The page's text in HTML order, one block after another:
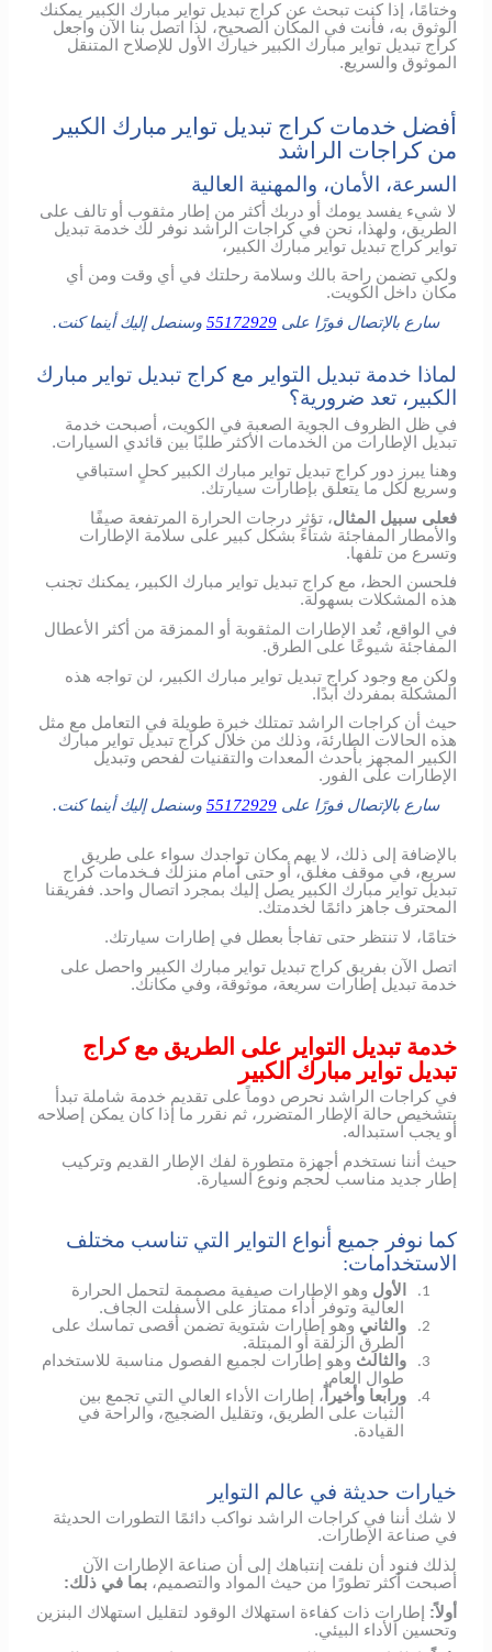
وختامًا، إذا كنت تبحث عن كراج تبديل تواير مبارك الكبير يمكنك
الوثوق به، فأنت في المكان الصحيح، لذا اتصل بنا الآن واجعل
كراج تبديل تواير مبارك الكبير خيارك الأول للإصلاح المتنقل
الموثوق والسريع.
أفضل خدمات كراج تبديل تواير مبارك الكبير
من كراجات الراشد
السرعة، الأمان، والمهنية العالية
لا شيء يفسد يومك أو دربك أكثر من إطار مثقوب أو تالف على
الطريق، ولهذا، نحن في كراجات الراشد نوفر لك خدمة تبديل
تواير كراج تبديل تواير مبارك الكبير،
ولكي تضمن راحة بالك وسلامة رحلتك في أي وقت ومن أي
مكان داخل الكويت.
سارع بالإتصال فورًا على 55172929 وسنصل إليك أينما كنت.
لماذا خدمة تبديل التواير مع كراج تبديل تواير مبارك
الكبير، تعد ضرورية؟
في ظل الظروف الجوية الصعبة في الكويت، أصبحت خدمة
تبديل الإطارات من الخدمات الأكثر طلبًا بين قائدي السيارات.
وهنا يبرز دور كراج تبديل تواير مبارك الكبير كحلٍ استباقي
وسريع لكل ما يتعلق بإطارات سيارتك.
فعلى سبيل المثال، تؤثر درجات الحرارة المرتفعة صيفًا
والأمطار المفاجئة شتاءً بشكل كبير على سلامة الإطارات
وتسرع من تلفها.
فلحسن الحظ، مع كراج تبديل تواير مبارك الكبير، يمكنك تجنب
هذه المشكلات بسهولة.
في الواقع، تُعد الإطارات المثقوبة أو الممزقة من أكثر الأعطال
المفاجئة شيوعًا على الطرق.
ولكن مع وجود كراج تبديل تواير مبارك الكبير، لن تواجه هذه
المشكلة بمفردك أبدًا.
حيث أن كراجات الراشد تمتلك خبرة طويلة في التعامل مع مثل
هذه الحالات الطارئة، وذلك من خلال كراج تبديل تواير مبارك
الكبير المجهز بأحدث المعدات والتقنيات لفحص وتبديل
الإطارات على الفور.
سارع بالإتصال فورًا على 55172929 وسنصل إليك أينما كنت.
بالإضافة إلى ذلك، لا يهم مكان تواجدك سواء على طريق
سريع، في موقف مغلق، أو حتى أمام منزلك فـخدمات كراج
تبديل تواير مبارك الكبير يصل إليك بمجرد اتصال واحد. ففريقنا
المحترف جاهز دائمًا لخدمتك.
ختامًا، لا تنتظر حتى تفاجأ بعطل في إطارات سيارتك.
اتصل الآن بفريق كراج تبديل تواير مبارك الكبير واحصل على
خدمة تبديل إطارات سريعة، موثوقة، وفي مكانك.
خدمة تبديل التواير على الطريق مع كراج
تبديل تواير مبارك الكبير
في كراجات الراشد نحرص دوماً على تقديم خدمة شاملة تبدأ
بتشخيص حالة الإطار المتضرر، ثم نقرر ما إذا كان يمكن إصلاحه
أو يجب استبداله.
حيث أننا نستخدم أجهزة متطورة لفك الإطار القديم وتركيب
إطار جديد مناسب لحجم ونوع السيارة.
كما نوفر جميع أنواع التواير التي تناسب مختلف
الاستخدامات:
1. الأول وهو الإطارات صيفية مصممة لتحمل الحرارة
العالية وتوفر أداء ممتاز على الأسفلت الجاف.
2. والثاني وهو إطارات شتوية تضمن أقصى تماسك على
الطرق الزلقة أو المبتلة.
3. والثالث وهو إطارات لجميع الفصول مناسبة للاستخدام
طوال العام.
4. ورابعا وأخيراً ، إطارات الأداء العالي التي تجمع بين
الثبات على الطريق، وتقليل الضجيج، والراحة في
القيادة.
خيارات حديثة في عالم التواير
لا شك أننا في كراجات الراشد نواكب دائمًا التطورات الحديثة
في صناعة الإطارات.
لذلك فنود أن نلفت إنتباهك إلى أن صناعة الإطارات الآن
أصبحت أكثر تطورًا من حيث المواد والتصميم،بما في ذلك:
أولاً: إطارات ذات كفاءة استهلاك الوقود لتقليل استهلاك البنزين
وتحسين الأداء البيئي.